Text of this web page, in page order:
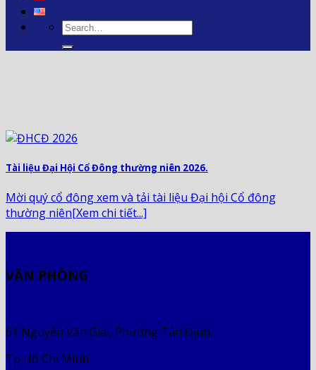
Tài liệu Đại Hội Cổ Đông thường niên 2026.
Mời quý cổ đông xem và tải tài liệu Đại hội Cổ đông
thường niên[Xem chi tiết...]
VĂN PHÒNG
61 Nguyễn Văn Giai, Phường Tân Định,
Tp Hồ Chí Minh